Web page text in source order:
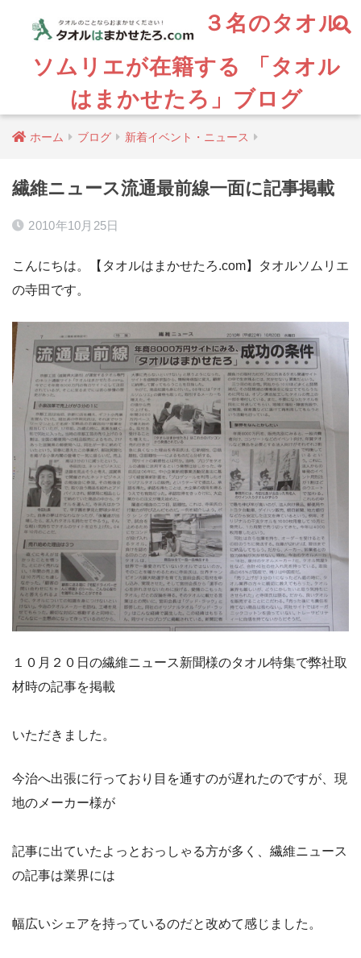
３名のタオル
ソムリエが在籍する 「タオル
はまかせたろ」ブログ
ホーム ブログ 新着イベント・ニュース
繊維ニュース流通最前線一面に記事掲載
2010年10月25日
こんにちは。【タオルはまかせたろ.com】タオルソムリエ
の寺田です。
１０月２０日の繊維ニュース新聞様のタオル特集で弊社取
材時の記事を掲載
いただきました。
今治へ出張に行っており目を通すのが遅れたのですが、現
地のメーカー様が
記事に出ていたよっとおっしゃる方が多く、繊維ニュース
の記事は業界には
幅広いシェアを持っているのだと改めて感じました。